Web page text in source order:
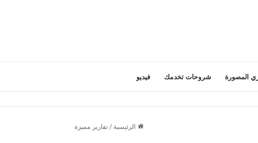
المصورة شروحات تخدمك فيديو
الرئيسية / تقارير مميزة